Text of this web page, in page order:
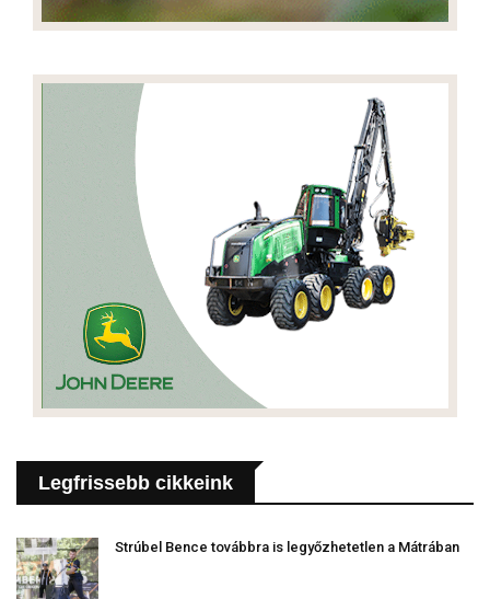
Legfrissebb cikkeink
Strúbel Bence továbbra is legyőzhetetlen a Mátrában